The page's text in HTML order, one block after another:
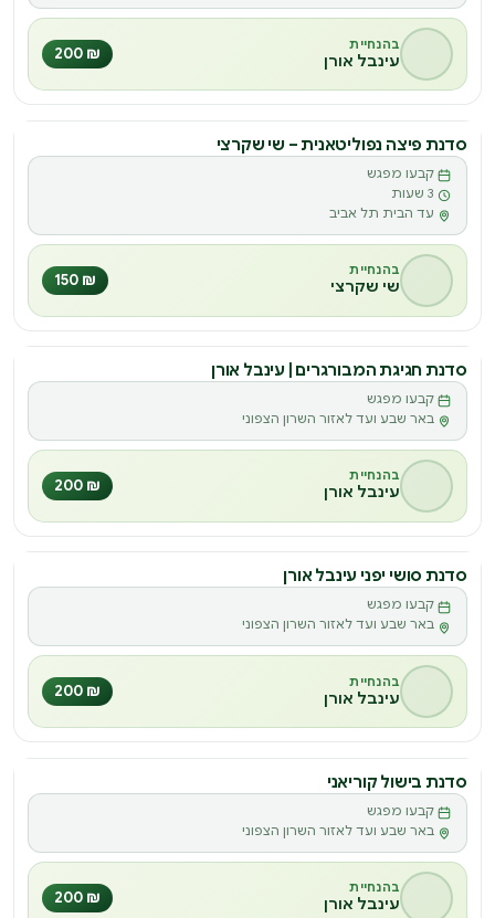
בהנחיית
עינבל אורן ₪ 200
סדנה
ס
סדנת פיצה נפוליטאנית – שי שקרצי
קבעו מפגש
3 שעות
עד הבית תל אביב
בהנחיית
שי שקרצי ₪ 150
סדנה
ס
סדנת חגיגת המבורגרים | עינבל אורן
קבעו מפגש
באר שבע ועד לאזור השרון הצפוני
בהנחיית
עינבל אורן ₪ 200
סדנה
ס
סדנת סושי יפני עינבל אורן
קבעו מפגש
באר שבע ועד לאזור השרון הצפוני
בהנחיית
עינבל אורן ₪ 200
סדנה
ס
סדנת בישול קוריאני
קבעו מפגש
באר שבע ועד לאזור השרון הצפוני
בהנחיית
עינבל אורן ₪ 200